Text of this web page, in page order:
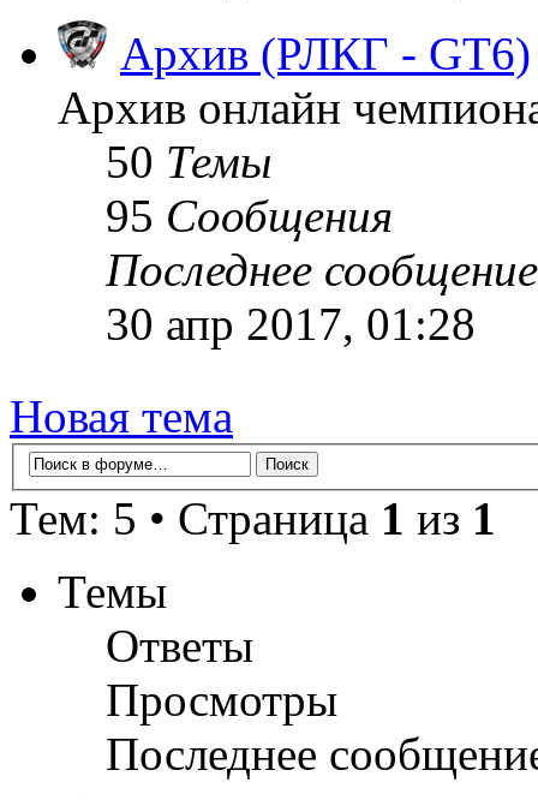
Архив (РЛКГ - GT6)
Архив онлайн
50 Темы
95 Сообщения
Последнее сообщение
30 апр 2017, 01:28
Новая тема
Тем: 5 • Страница 1 из 1
Темы
Ответы
Просмотры
Последнее